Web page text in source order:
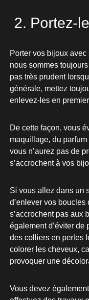
2. Portez-
Porter vos bijoux
nous sommes
pas très prudent
générale, mettez
enlevez-les en
De cette façon, vous
maquillage, du
vous n’aurez pas de
s’accrochent à vos
Si vous allez dans un
d’enlever vos boucles
s’accrochent pas aux
également d’éviter de
des colliers en perles
colorer les cheveux,
provoquer une
Vous devez